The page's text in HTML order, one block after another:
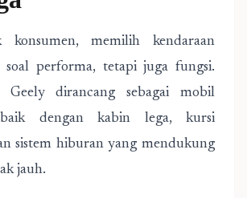
konsumen, memilih kendaraan
soal performa, tetapi juga fungsi.
dirancang sebagai mobil
dengan kabin lega, kursi
sistem hiburan yang mendukung
jauh.